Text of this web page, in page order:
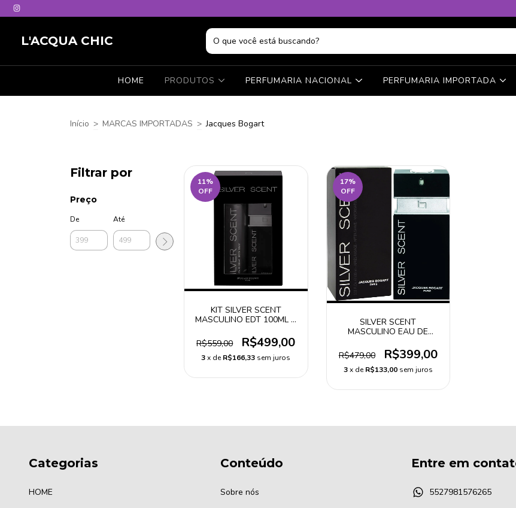
L'ACQUA CHIC
HOME PRODUTOS PERFUMARIA NACIONAL PERFUMARIA IMPORTADA
Início > MARCAS IMPORTADAS > Jacques Bogart
Filtrar por
Preço
De Até
11%
OFF
KIT SILVER SCENT
MASCULINO EDT 100ML +
R$559,00
R$499,00
3 x deR$166,33 sem juros
17%
OFF
SILVER SCENT
MASCULINO EAU DE
R$479,00
R$399,00
3 x deR$133,00 sem juros
Categorias
HOME
Conteúdo
Sobre nós
Entre em
5527981576265